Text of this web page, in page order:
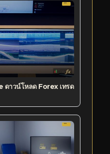
ดาวน์โหลด Forex เทรด